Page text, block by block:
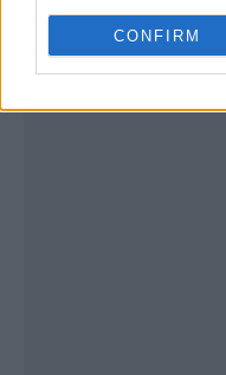
CONFIRM